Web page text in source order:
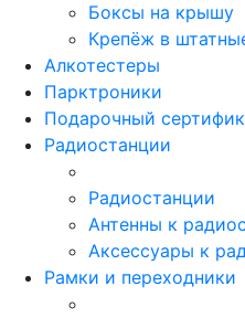
Боксы на крышу
Крепёж в
Алкотестеры
Парктроники
Подарочный
Радиостанции
Радиостанции
Антенны к
Аксессуары к
Рамки и переходники